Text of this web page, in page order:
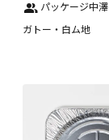
パッケージ中澤
ガトー・白ム地